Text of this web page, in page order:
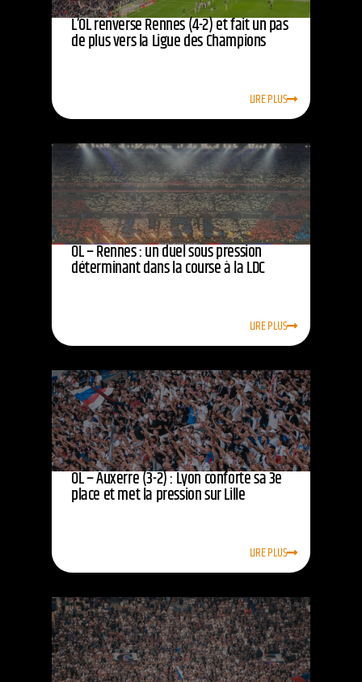
L’OL renverse Rennes (4-2) et fait un pas
de plus vers la Ligue des Champions
LIRE PLUS
OL – Rennes : un duel sous pression
déterminant dans la course à la LDC
LIRE PLUS
OL – Auxerre (3-2) : Lyon conforte sa 3e
place et met la pression sur Lille
LIRE PLUS